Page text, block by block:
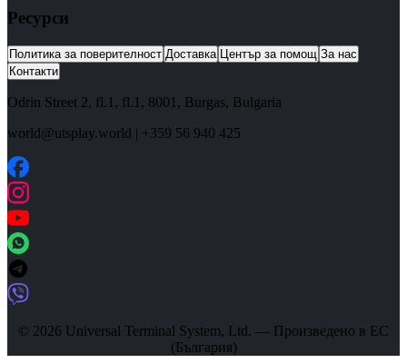
Ресурси
Политика за поверителност Доставка Център за помощ За нас
Контакти
Odrin Street 2, fl.1 , fl.1, 8001 , Burgas, Bulgaria
world@utsplay.world | +359 56 940 425
© 2026 Universal Terminal System, Ltd. — Произведено в ЕС
(България)